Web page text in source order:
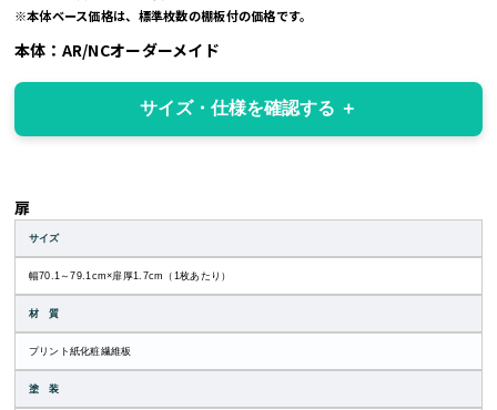
※本体ベース価格は、標準枚数の棚板付の価格です。
本体：AR/NCオーダーメイド
サイズ・仕様を確認する
扉
サイズ
幅70.1～79.1cm×扉厚1.7cm（1枚あたり）
材 質
プリント紙化粧繊維板
塗 装